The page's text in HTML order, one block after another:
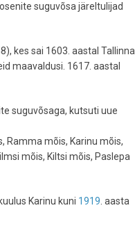
suguvõsa järeltulijad
kes sai 1603. aastal Tallinna
maavaldusi. 1617. aastal
suguvõsaga, kutsuti uue
Ramma mõis, Karinu mõis,
mõis, Kiltsi mõis, Paslepa
Karinu kuni 1919 . aasta